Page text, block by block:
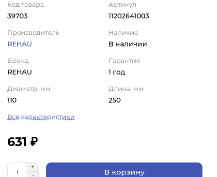
Код товара
39703
Артикул
11202641003
Производитель
REHAU
Наличие
В наличии
Бренд
REHAU
Гарантия
1 год
Диаметр, мм
110
Длина, мм
250
Все характеристики
631 ₽
В корзину